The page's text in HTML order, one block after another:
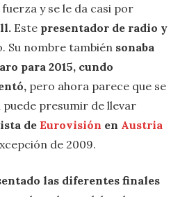
y se le da casi por
Este presentador de radio y
Su nombre también sonaba
para 2015, cundo
pero ahora parece que se
presumir de llevar
de Eurovisión en Austria
de 2009.
las diferentes finales